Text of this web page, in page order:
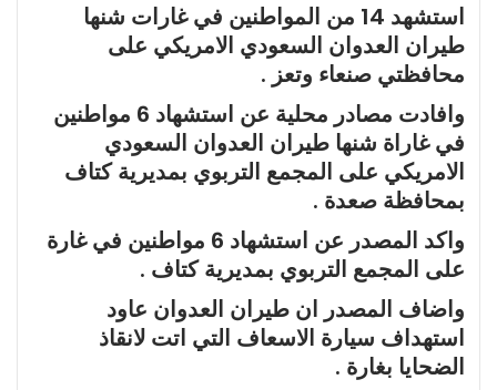
استشهد 14 من المواطنين في غارات شنها
طيران العدوان السعودي الامريكي على
محافظتي صنعاء وتعز .
وافادت مصادر محلية عن استشهاد 6 مواطنين
في غاراة شنها طيران العدوان السعودي
الامريكي على المجمع التربوي بمديرية كتاف
بمحافظة صعدة .
واكد المصدر عن استشهاد 6 مواطنين في غارة
على المجمع التربوي بمديرية كتاف .
واضاف المصدر ان طيران العدوان عاود
استهداف سيارة الاسعاف التي اتت لانقاذ
الضحايا بغارة .